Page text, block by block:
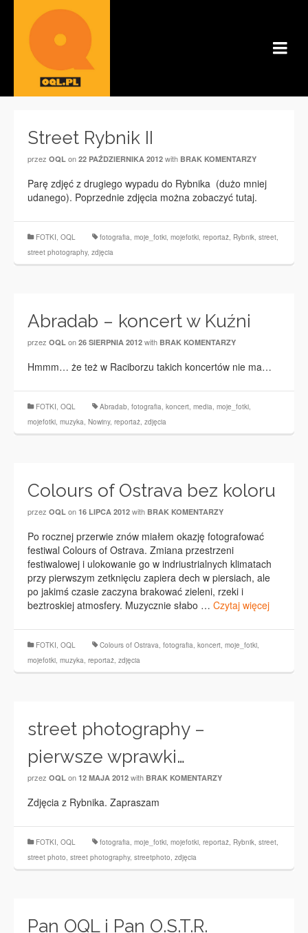
Street Rybnik II
przez OQL on 22 PAŹDZIERNIKA 2012 with BRAK KOMENTARZY
Parę zdjęć z drugiego wypadu do Rybnika (dużo mniej
udanego). Poprzednie zdjęcia można zobaczyć tutaj.
FOTKI, OQL fotografia, moje_fotki, mojefotki, reportaż, Rybnik, street,
street photography, zdjęcia
Abradab – koncert w Kuźni
przez OQL on 26 SIERPNIA 2012 with BRAK KOMENTARZY
Hmmm… że też w Raciborzu takich koncertów nie ma…
FOTKI, OQL Abradab, fotografia, koncert, media, moje_fotki,
mojefotki, muzyka, Nowiny, reportaż, zdjęcia
Colours of Ostrava bez koloru
przez OQL on 16 LIPCA 2012 with BRAK KOMENTARZY
Po rocznej przerwie znów miałem okazję fotografować
festiwal Colours of Ostrava. Zmiana przestrzeni
festiwalowej i ulokowanie go w indriustrialnych klimatach
przy pierwszym zetknięciu zapiera dech w piersiach, ale
po jakimś czasie zaczyna brakować zieleni, rzeki i
beztroskiej atmosfery. Muzycznie słabo … Czytaj więcej
FOTKI, OQL Colours of Ostrava, fotografia, koncert, moje_fotki,
mojefotki, muzyka, reportaż, zdjęcia
street photography –
pierwsze wprawki…
przez OQL on 12 MAJA 2012 with BRAK KOMENTARZY
Zdjęcia z Rybnika. Zapraszam
FOTKI, OQL fotografia, moje_fotki, mojefotki, reportaż, Rybnik, street,
street photo, street photography, streetphoto, zdjęcia
Pan OQL i Pan O.S.T.R.